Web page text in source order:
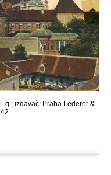
g.; izdavač: Praha Lederer &